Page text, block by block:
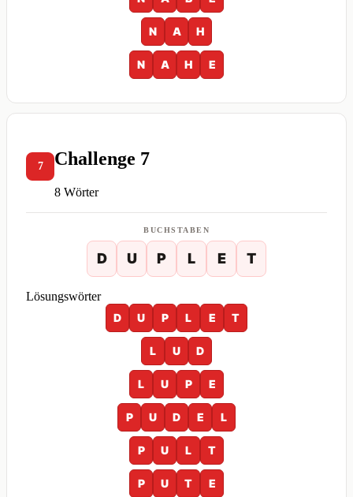
N A H
N A H E
7 Challenge 7
8 Wörter
BUCHSTABEN
D U P L E T
Lösungswörter
D
U P L E T
L U D
L U P E
P U D E L
P U L T
P U T E